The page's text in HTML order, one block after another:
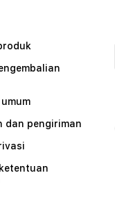
dan pengiriman